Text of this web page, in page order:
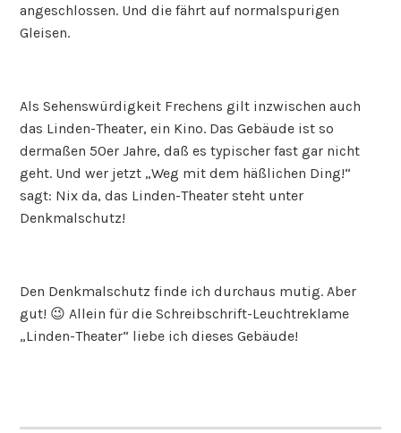
angeschlossen. Und die fährt auf normalspurigen
Gleisen.
Als Sehenswürdigkeit Frechens gilt inzwischen auch
das Linden-Theater, ein Kino. Das Gebäude ist so
dermaßen 50er Jahre, daß es typischer fast gar nicht
geht. Und wer jetzt „Weg mit dem häßlichen Ding!“
sagt: Nix da, das Linden-Theater steht unter
Denkmalschutz!
Den Denkmalschutz finde ich durchaus mutig. Aber
gut! 😉 Allein für die Schreibschrift-Leuchtreklame
„Linden-Theater“ liebe ich dieses Gebäude!